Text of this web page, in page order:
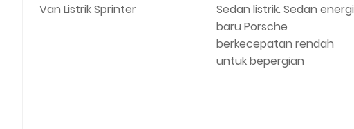
Van Listrik Sprinter
Sedan listrik. Sedan energi
baru Porsche
berkecepatan rendah
untuk bepergian